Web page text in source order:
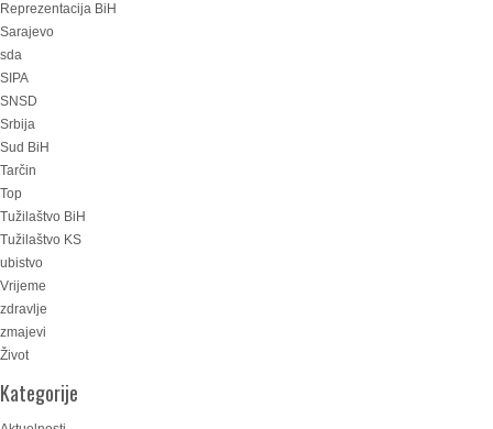
Reprezentacija BiH
Sarajevo
sda
SIPA
SNSD
Srbija
Sud BiH
Tarčin
Top
Tužilaštvo BiH
Tužilaštvo KS
ubistvo
Vrijeme
zdravlje
zmajevi
Život
Kategorije